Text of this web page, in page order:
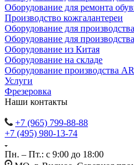
Оборудование для ремонта
Производство кожгалантереи
Оборудование для
Оборудование для
Оборудование из Китая
Оборудование на складе
Оборудование производства
Услуги
Фрезеровка
Наши контакты
+7 (965) 799-88-88
+7 (495) 980-13-74
Пн. – Пт.: с 9:00 до 18:00